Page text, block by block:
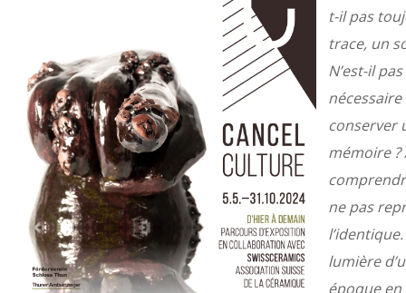
t-il pas
trace, un
N’est-il pas
nécessaire
conserver
mémoire ?
ne pas
lumière
époque en